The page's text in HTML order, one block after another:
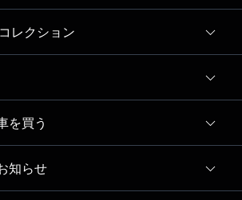
定モデル
ン
レクション
を買う
知らせ